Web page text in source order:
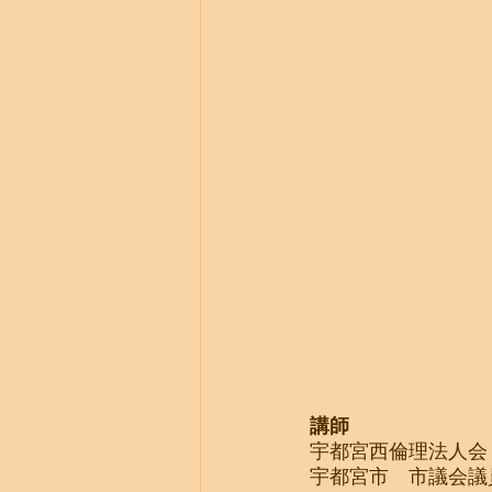
​講師
宇都宮西倫理法人
宇都宮市　市議会議